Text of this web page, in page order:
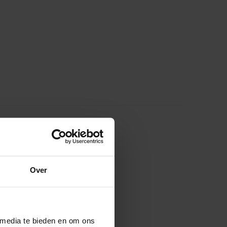
Over
te bieden en om ons